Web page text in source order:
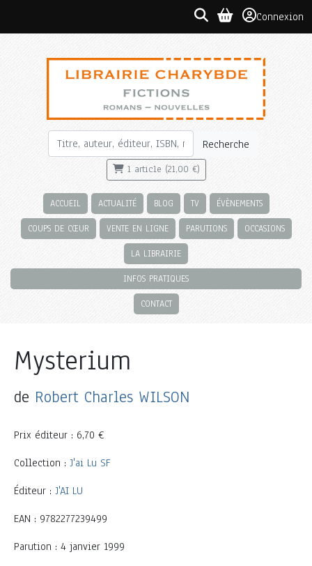
Connexion
Recherche
1 article (21,00 €)
ACCUEIL ACTUALITÉ BLOG TV ÉVÈNEMENTS
COUPS DE CŒUR VENTE EN LIGNE PARUTIONS OCCASIONS
LA LIBRAIRIE
INFOS PRATIQUES
CONTACT
Mysterium
de Robert Charles WILSON
Prix éditeur : 6,70 €
Collection : J'ai Lu SF
Éditeur : J'AI LU
EAN : 9782277239499
Parution : 4 janvier 1999